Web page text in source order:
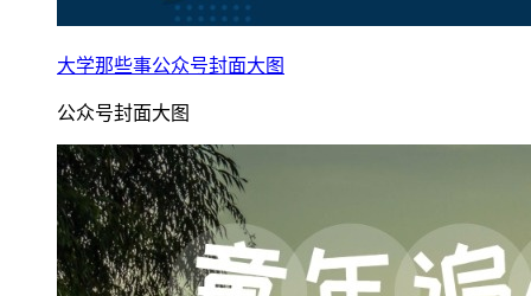
大学那些事公众号封面大图
公众号封面大图